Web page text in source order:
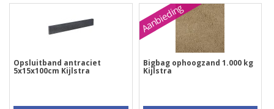
Opsluitband antraciet
5x15x100cm Kijlstra
Aanbieding
Bigbag ophoogzand 1.000 kg
Kijlstra